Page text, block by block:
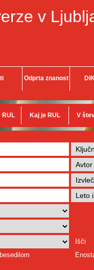
v
Odprta znanost
RUL Kaj je RUL V
Išči